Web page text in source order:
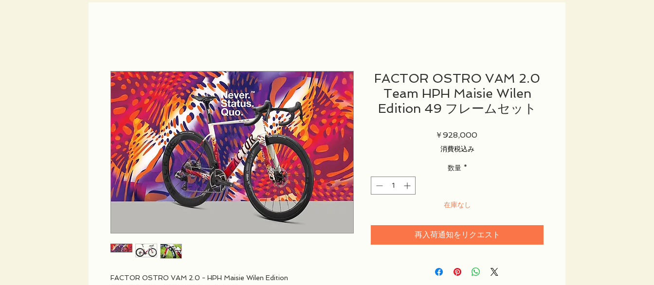
FACTOR OSTRO VAM 2.0 - HPH Maisie Wilen Edition
FACTOR OSTRO VAM 2.0
Team HPH Maisie Wilen
Edition 49 フレームセット
￥928,000価
消費税込み
数量 *
在庫なし
再入荷通知をリクエスト